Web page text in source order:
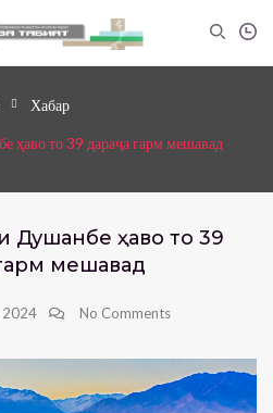
Хабар
ҳаво то 39 дараҷа гарм мешавад
Душанбе ҳаво то 39
мешавад
2024 No Comments